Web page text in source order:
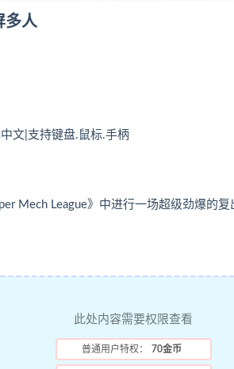
多人
文|支持键盘.鼠标.手柄
Mech League》中进行一场超级劲爆的
此处内容需要权限查看
普通用户特权： 70金币